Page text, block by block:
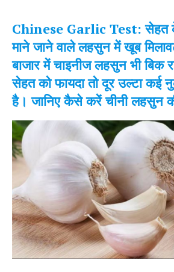
Chinese Garlic Test: सेहत
माने जाने वाले लहसुन में खूब
बाजार में चाइनीज लहसुन भी बिक
सेहत को फायदा तो दूर उल्टा कई
है। जानिए कैसे करें चीनी लहसुन